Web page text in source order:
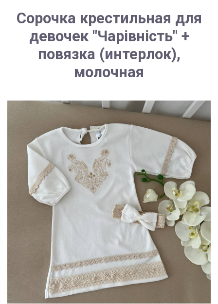
Сорочка крестильная для
девочек "Чарівність" +
повязка (интерлок),
молочная